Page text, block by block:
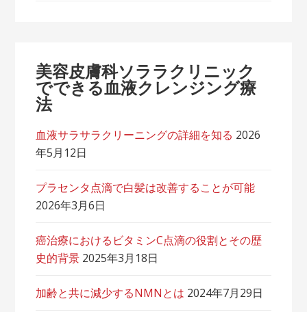
美容皮膚科ソララクリニック
でできる血液クレンジング療
法
血液サラサラクリーニングの詳細を知る 2026
年5月12日
プラセンタ点滴で白髪は改善することが可能
2026年3月6日
癌治療におけるビタミンC点滴の役割とその歴
史的背景 2025年3月18日
加齢と共に減少するNMNとは 2024年7月29日